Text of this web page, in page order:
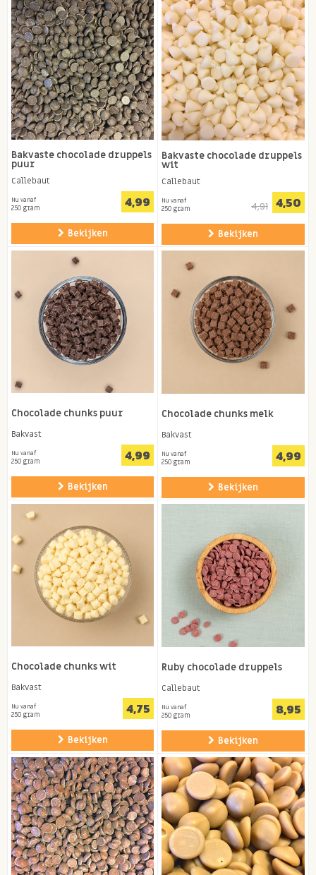
Bakvaste chocolade druppels
puur
Callebaut
Nu vanaf
250 gram 4,99
Bekijken
Bakvaste chocolade druppels
wit
Callebaut
Nu vanaf
250 gram 4,91 4,50
Bekijken
Chocolade chunks puur
Bakvast
Nu vanaf
250 gram 4,99
Bekijken
Chocolade chunks melk
Bakvast
Nu vanaf
250 gram 4,99
Bekijken
Chocolade chunks wit
Bakvast
Nu vanaf
250 gram 4,75
Bekijken
Ruby chocolade druppels
Callebaut
Nu vanaf
250 gram 8,95
Bekijken